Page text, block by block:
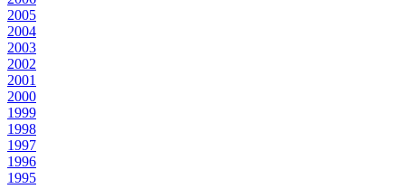
2005
2004
2003
2002
2001
2000
1999
1998
1997
1996
1995